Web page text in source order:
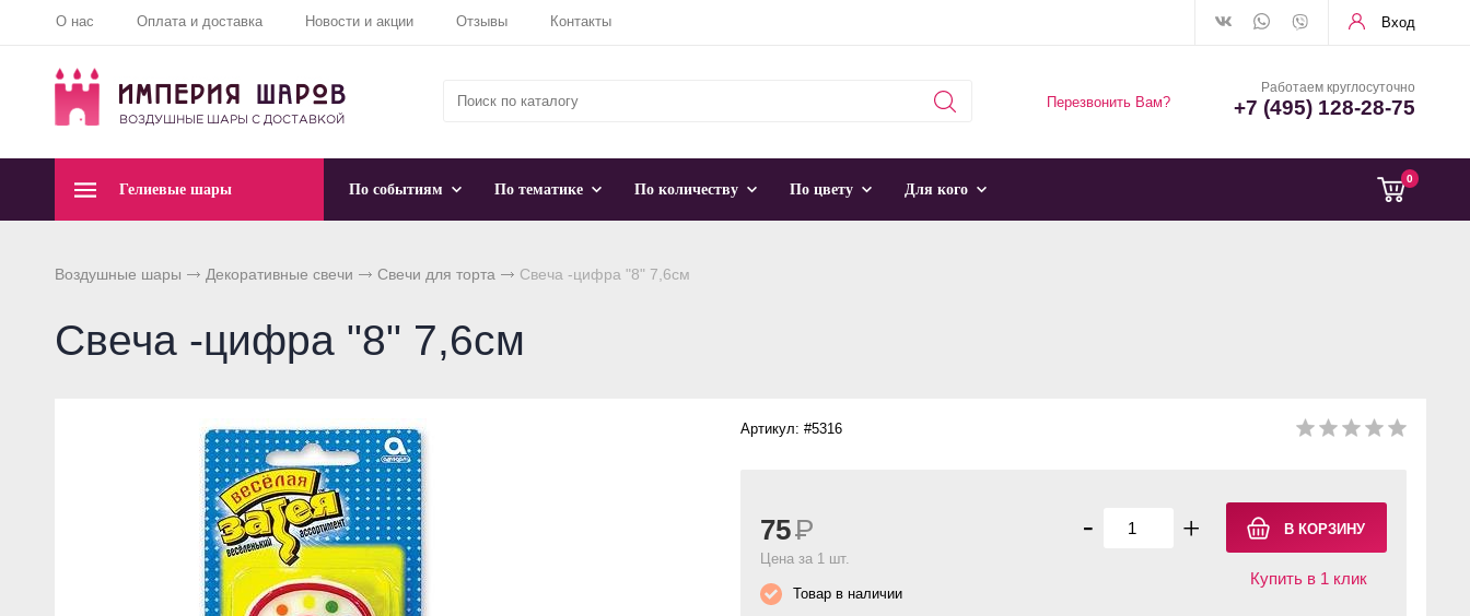
О нас Оплата и доставка Новости и акции Отзывы Контакты Вход
Перезвонить Вам?
Работаем круглосуточно
+7 (495) 128-28-75
0
Гелиевые шары По событиям По тематике По количеству По цвету Для кого
Воздушные шары Декоративные свечи Свечи для торта Свеча -цифра "8" 7,6см
Свеча -цифра "8" 7,6см
Артикул: #5316
- +
Купить в 1 клик
75Р
Цена за 1 шт.
Товар в наличии